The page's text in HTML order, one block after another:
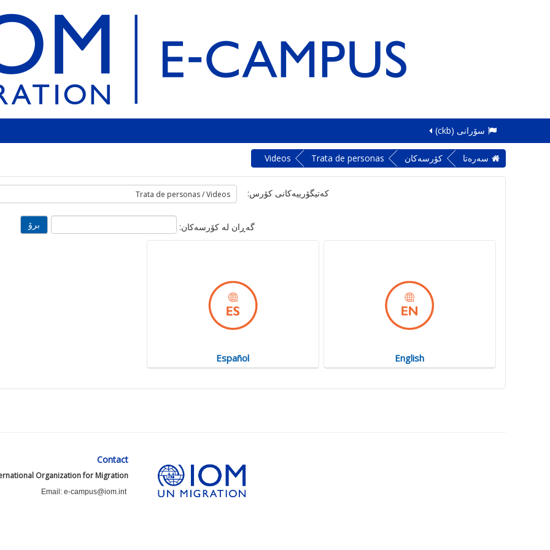
سۆرانی ‎(ckb)‎
سه‌ره‌تا کۆرسەکان Trata de personas
Videos
کەتیگۆرییەکانی کۆرس:
گه‌ڕان له‌ کۆرسه‌کان:
English
Español
Contact
Organization for Migration
Email: e-campus@iom.int